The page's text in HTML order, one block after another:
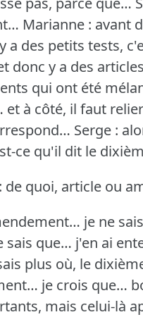
Marianne : avant
a des petits tests,
donc y a des
qui ont été
à côté, il faut
Serge :
ce qu'il dit le
de quoi, article ou
je ne
sais que… j'en ai
plus où, le
je crois que…
mais celui-là